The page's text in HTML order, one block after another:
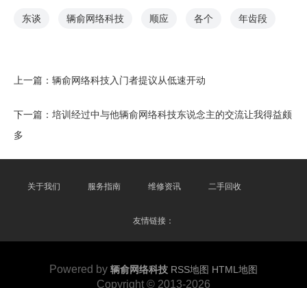
东谈 辆俞网络科技 顺应 各个 年齿段
上一篇： 辆俞网络科技入门者提议从低速开动
下一篇： 培训经过中与他辆俞网络科技东说念主的交流让我得益颇
多
关于我们 服务指南 维修资讯 二手回收
友情链接：
Powered by 辆俞网络科技 RSS地图 HTML地图
Copyright © 2013-2026